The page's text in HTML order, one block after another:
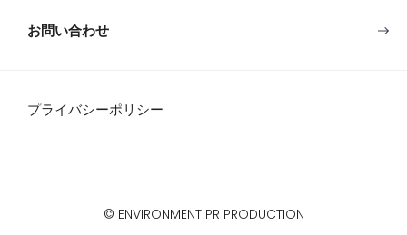
お問い合わせ
プライバシーポリシー
© ENVIRONMENT PR PRODUCTION